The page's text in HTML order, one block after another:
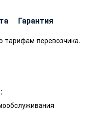
Гарантия
тарифам перевозчика.